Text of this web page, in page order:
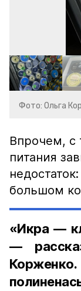
Фото: Ольга
Впрочем, с
питания
большом
«Икра —
—